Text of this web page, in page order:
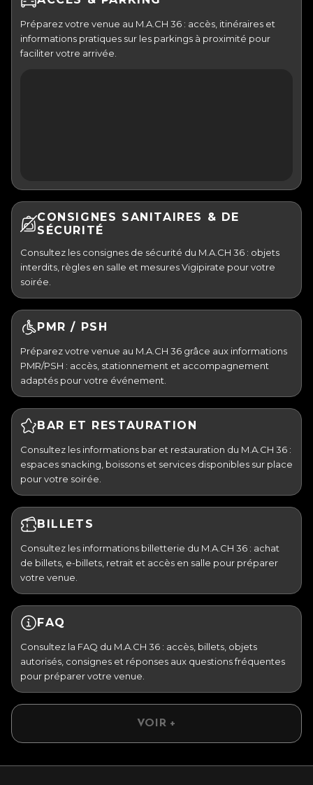
Préparez votre venue au M.A.CH 36 : accès, itinéraires et
informations pratiques sur les parkings à proximité pour
faciliter votre arrivée.
CONSIGNES SANITAIRES & DE
SÉCURITÉ
Consultez les consignes de sécurité du M.A.CH 36 : objets
interdits, règles en salle et mesures Vigipirate pour votre
soirée.
PMR / PSH
Préparez votre venue au M.A.CH 36 grâce aux informations
PMR/PSH : accès, stationnement et accompagnement
adaptés pour votre événement.
BAR ET RESTAURATION
Consultez les informations bar et restauration du M.A.CH 36 :
espaces snacking, boissons et services disponibles sur place
pour votre soirée.
BILLETS
Consultez les informations billetterie du M.A.CH 36 : achat
de billets, e-billets, retrait et accès en salle pour préparer
votre venue.
FAQ
Consultez la FAQ du M.A.CH 36 : accès, billets, objets
autorisés, consignes et réponses aux questions fréquentes
pour préparer votre venue.
VOIR +